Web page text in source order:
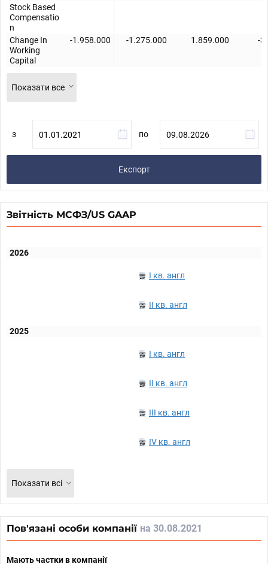
Stock Based
Compensatio
n
Change In
Working
Capital
-1.958.000 -1.275.000 1.859.000 -
Показати все
з по
Експорт
Звітність МСФЗ/US GAAP
2026
I кв. англ
II кв. англ
2025
I кв. англ
II кв. англ
III кв. англ
IV кв. англ
Показати всі
Пов'язані особи компанії на 30.08.2021
Мають частки в компанії